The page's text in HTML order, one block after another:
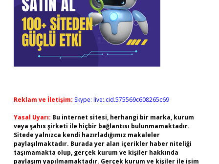
Reklam ve İletişim: Skype: live:.cid.575569c608265c69
Yasal Uyarı: Bu internet sitesi, herhangi bir marka, kurum
veya şahıs şirketi ile hiçbir bağlantısı bulunmamaktadır.
Sitede yalnızca kendi hazırladığımız makaleler
paylaşılmaktadır. Burada yer alan içerikler haber niteliği
taşımamakta olup, gerçek kurum ve kişiler hakkında
paylaşım yapılmamaktadır. Gerçek kurum ve kişiler ile isim